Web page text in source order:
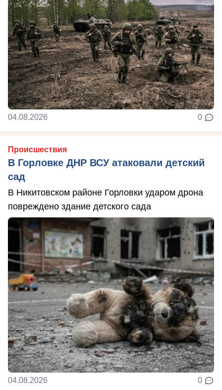
04.08.2026 0
Происшествия
В Горловке ДНР ВСУ атаковали детский
сад
В Никитовском районе Горловки ударом дрона
повреждено здание детского сада
04.08.2026 0